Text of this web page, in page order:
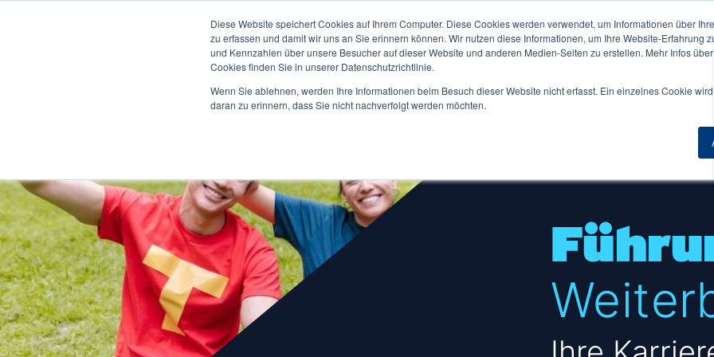
Diese Website speichert Cookies auf Ihrem Computer. Diese Cookies werden verwendet, um Informationen über
zu erfassen und damit wir uns an Sie erinnern können. Wir nutzen diese Informationen, um Ihre Website-Erfahrung
und Kennzahlen über unsere Besucher auf dieser Website und anderen Medien-Seiten zu erstellen. Mehr Infos
Cookies finden Sie in unserer Datenschutzrichtlinie.
Wenn Sie ablehnen, werden Ihre Informationen beim Besuch dieser Website nicht erfasst. Ein einzelnes Cookie
daran zu erinnern, dass Sie nicht nachverfolgt werden möchten.
Studium ↓
Betriebswirtschaftslehre
Wirtschaftsingenieurwesen
Wirtschaftsinformatik
Software Engineering
IT-Engineering
Duale Studiengänge Schwerpunkte
Studium Generale (Seminarwesen)
Angewandte Künstliche Intelligenz
Applied Data Science & AI Management
Digital Marketing Management
Financial Management and Accounting
HR-Management & Wirtschaftspsychologie
Deine NORDAKADEMIE ↓
Mensa
Studentische
Vereinigungen
Student Life
Für Unternehmen ↓
Beratung & Kontakt